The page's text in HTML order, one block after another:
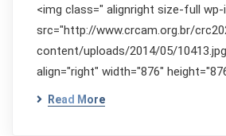
<img class=" alignright size-full wp-
src="http://www.crcam.org.br/
content/uploads/2014/05/
align="right" width="876"
Read More